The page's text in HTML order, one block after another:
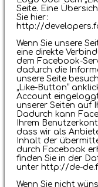
Seite. Eine
Sie hier:
http://
Wenn Sie unsere
eine direkte
dem Facebook-
dadurch die
unsere Seite
„Like-Button“
Account
unserer Seiten auf
Dadurch kann
Ihrem
dass wir als
Inhalt der
durch Facebook
finden Sie in der
unter http://de-
Wenn Sie nicht